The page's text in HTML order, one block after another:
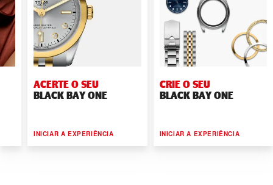
ACERTE O SEU
BLACK BAY ONE
INICIAR A EXPERIÊNCIA
CRIE O SEU
BLACK BAY ONE
INICIAR A EXPERIÊNCIA